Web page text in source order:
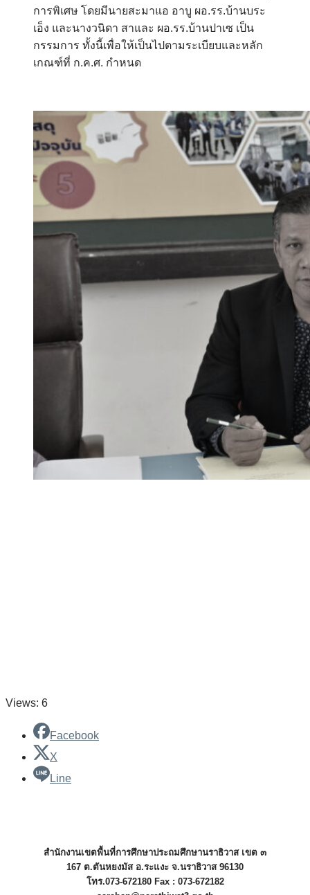
การพิเศษ โดยมีนายสะมาแอ อาบู ผอ.รร.บ้านบระ
เอ็ง และนางวนิดา สาและ ผอ.รร.บ้านปาเซ เป็น
กรรมการ ทั้งนี้เพื่อให้เป็นไปตามระเบียบและหลัก
เกณฑ์ที่ ก.ค.ศ. กำหนด
Views: 6
Facebook
X
Line
สำนักงานเขตพื้นที่การศึกษาประถมศึกษานราธิวาส เขต ๓
167 ต.ตันหยงมัส อ.ระแงะ จ.นราธิวาส 96130
โทร.073-672180 Fax : 073-672182